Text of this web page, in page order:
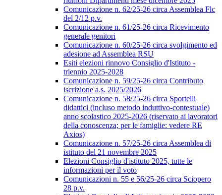
Comunicazione n. 62/25-26 circa Assemblea Flc
del 2/12 p.v.
Comunicazione n. 61/25-26 circa Ricevimento
generale genitori
Comunicazione n. 60/25-26 circa svolgimento ed
adesione ad Assemblea RSU
Esiti elezioni rinnovo Consiglio d'Istituto -
triennio 2025-2028
Comunicazione n. 59/25-26 circa Contributo
iscrizione a.s. 2025/2026
Comunicazione n. 58/25-26 circa Sportelli
didattici (incluso metodo induttivo-contestuale)
anno scolastico 2025-2026 (riservato ai lavoratori
della conoscenza; per le famiglie: vedere RE
Axios)
Comunicazione n. 57/25-26 circa Assemblea di
istituto del 21 novembre 2025
Elezioni Consiglio d'istituto 2025, tutte le
informazioni per il voto
Comunicazioni n. 55 e 56/25-26 circa Sciopero
28 p.v.